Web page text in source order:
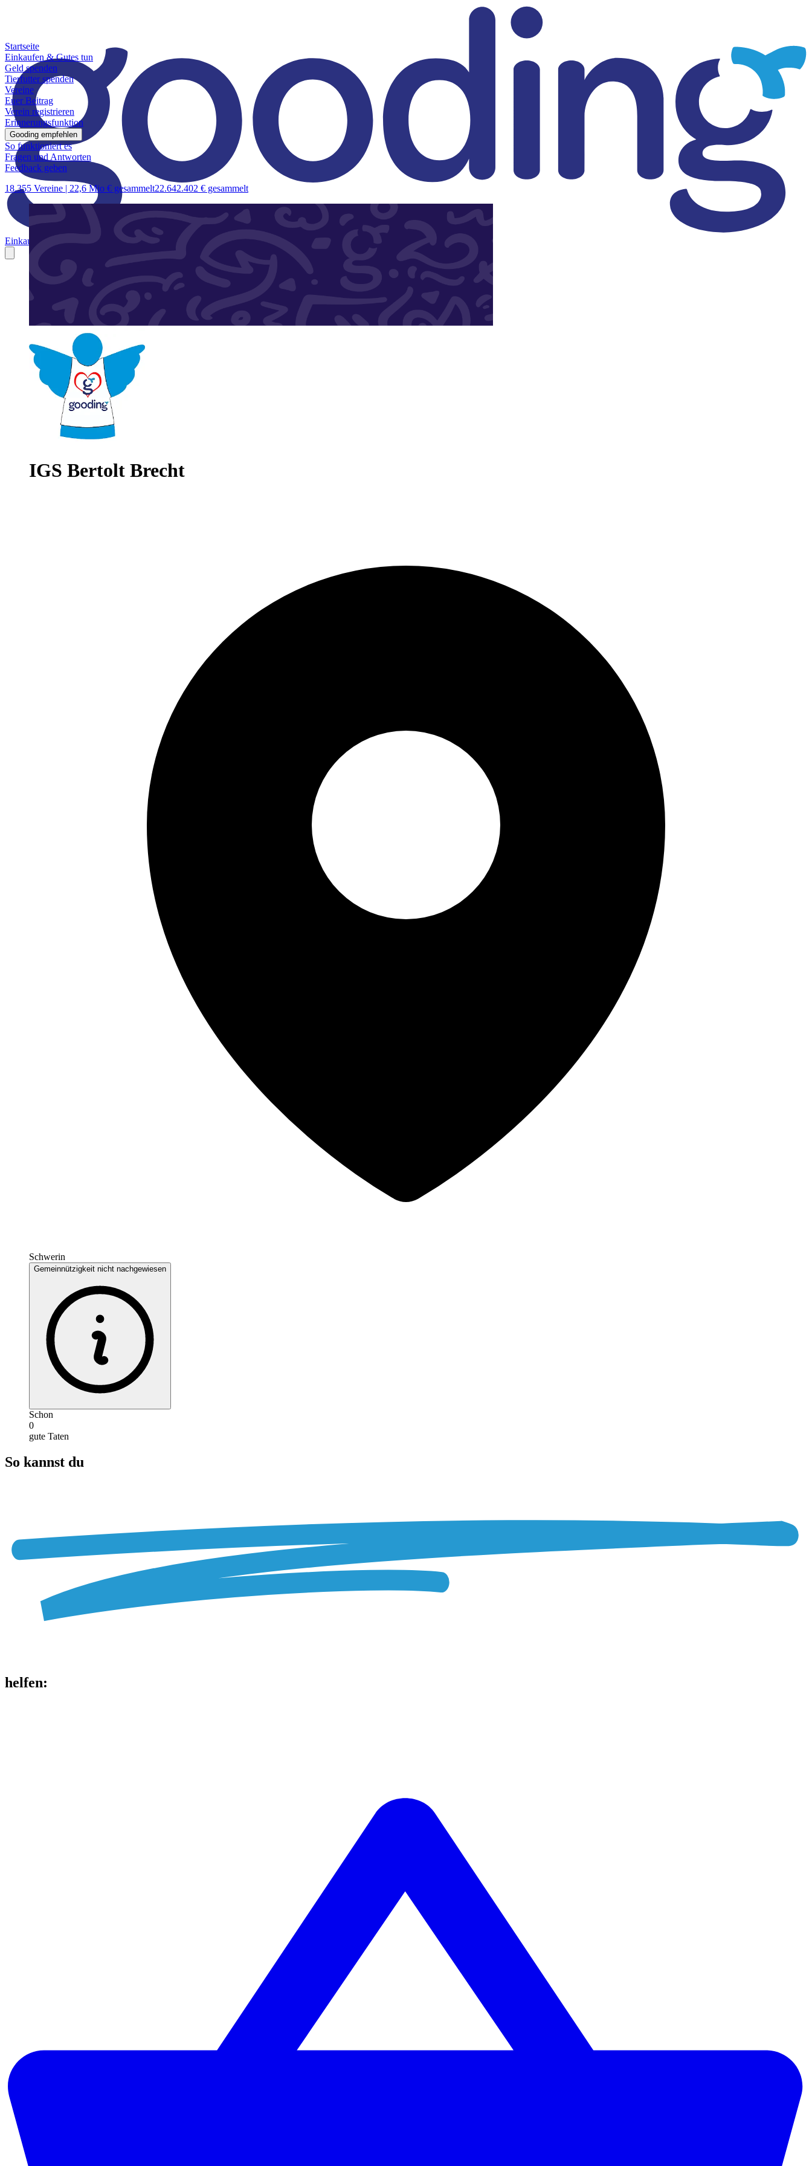
Einkaufen & Gutes tun Geld spendenTierfutter spenden VereineEuer Beitrag
Startseite
Einkaufen & Gutes tun
Geld spenden
Tierfutter spenden
Vereine
Euer Beitrag
Verein registrieren
Erinnerungsfunktion
Gooding empfehlen
So funktioniert es
Fragen und Antworten
Feedback geben
18.355 Vereine | 22,6 Mio € gesammelt22.642.402 € gesammelt
IGS Bertolt Brecht
Schwerin
Gemeinnützigkeit nicht nachgewiesen
Schon
0
gute Taten
So kannst du
helfen: